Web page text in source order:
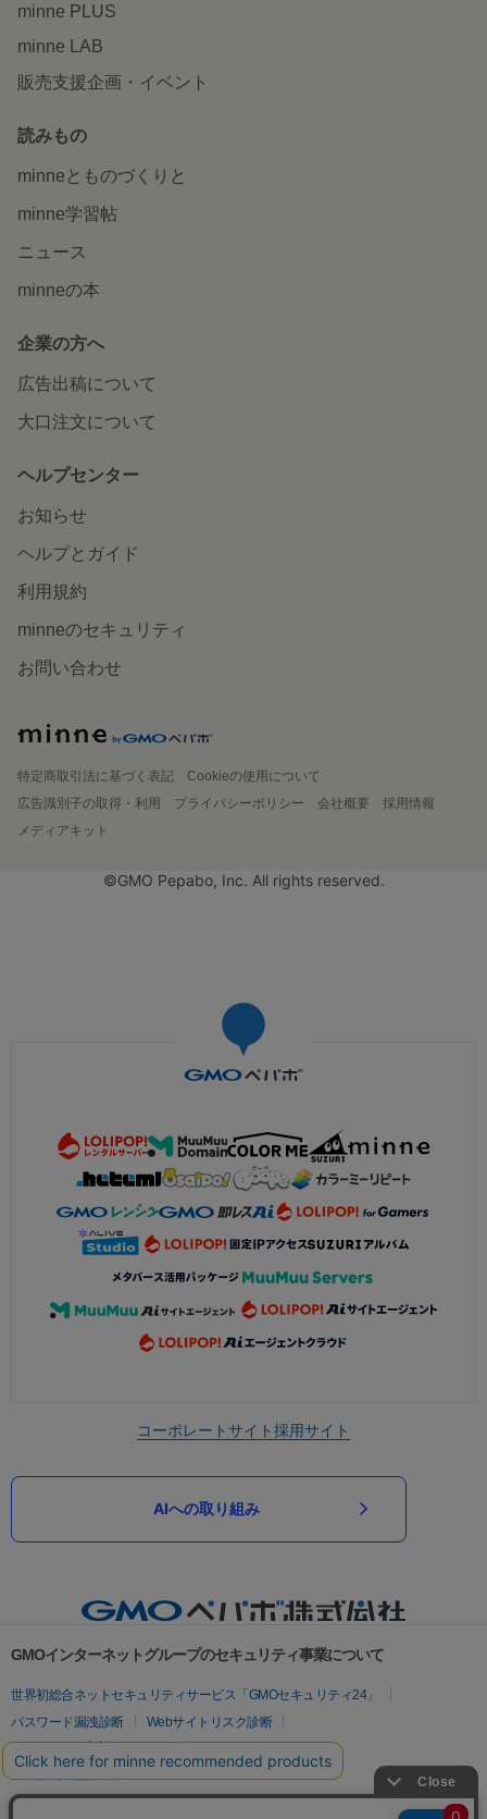
minne PLUS
minne LAB
販売支援企画・イベント
読みもの
minneとものづくりと
minne学習帖
ニュース
minneの本
企業の方へ
広告出稿について
大口注文について
ヘルプセンター
お知らせ
ヘルプとガイド
利用規約
minneのセキュリティ
お問い合わせ
特定商取引法に基づく表記
Cookieの使用について
広告識別子の取得・利用
プライバシーポリシー 会社概要
採用情報
メディアキット
©GMO Pepabo, Inc. All rights reserved.
コーポレートサイト採用サイト
AIへの取り組み
GMOインターネットグループのセキュリティ事業について
世界初総合ネットセキュリティサービス「GMOセキュリティ24」
パスワード漏洩診断
Webサイトリスク診断
セキュリティ相談AIチャットボット
実在証明・盗聴対策
サイバー攻撃対策（GMOサイバーセキュリティ byイエラエ）